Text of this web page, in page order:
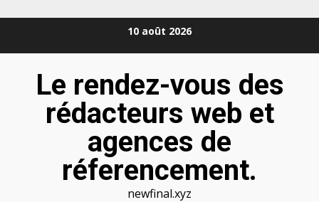
10 août 2026
Le rendez-vous des
rédacteurs web et
agences de
réferencement.
newfinal.xyz